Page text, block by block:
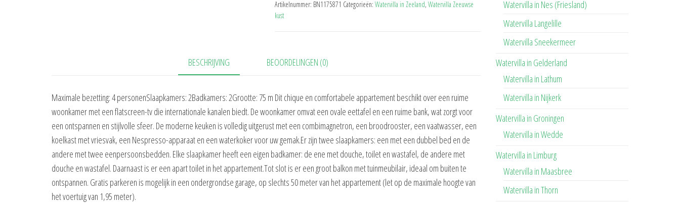
Artikelnummer: BN1175871 Categorieën: Watervilla in Zeeland, Watervilla Zeeuwse
kust
BESCHRIJVING BEOORDELINGEN (0)
Maximale bezetting: 4 personenSlaapkamers: 2Badkamers: 2Grootte: 75 m Dit chique en comfortabele appartement beschikt over een ruime
woonkamer met een flatscreen-tv die internationale kanalen biedt. De woonkamer omvat een ovale eettafel en een ruime bank, wat zorgt voor
een ontspannen en stijlvolle sfeer. De moderne keuken is volledig uitgerust met een combimagnetron, een broodrooster, een vaatwasser, een
koelkast met vriesvak, een Nespresso-apparaat en een waterkoker voor uw gemak.Er zijn twee slaapkamers: een met een dubbel bed en de
andere met twee eenpersoonsbedden. Elke slaapkamer heeft een eigen badkamer: de ene met douche, toilet en wastafel, de andere met
douche en wastafel. Daarnaast is er een apart toilet in het appartement.Tot slot is er een groot balkon met tuinmeubilair, ideaal om buiten te
ontspannen. Gratis parkeren is mogelijk in een ondergrondse garage, op slechts 50 meter van het appartement (let op de maximale hoogte van
het voertuig van 1,95 meter).
Watervilla in Nes (Friesland)
Watervilla Langelille
Watervilla Sneekermeer
Watervilla in Gelderland
Watervilla in Lathum
Watervilla in Nijkerk
Watervilla in Groningen
Watervilla in Wedde
Watervilla in Limburg
Watervilla in Maasbree
Watervilla in Thorn